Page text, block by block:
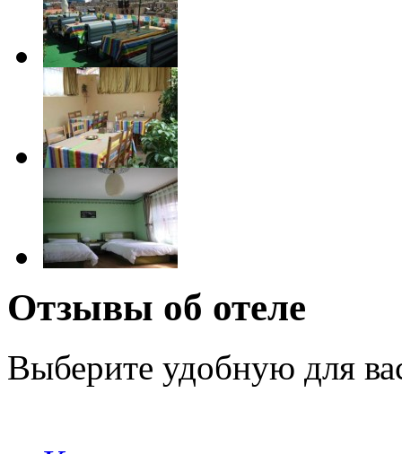
Отзывы об отеле
Выберите удобную для